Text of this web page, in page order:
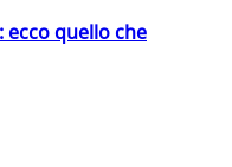
ecco quello che